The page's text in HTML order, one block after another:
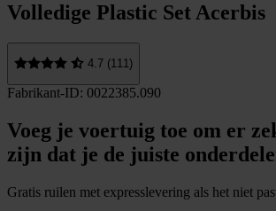
Volledige Plastic Set Acerbis
4.7 (111)
Fabrikant-ID: 0022385.090
Voeg je voertuig toe om er
zijn dat je de juiste
Gratis ruilen met expresslevering als het niet